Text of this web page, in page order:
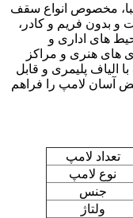
مخصوص انواع سقف
بدون فریم و کادر،
های اداری و
های هنری و مراکز
الیاف پلیمری و قابل
آسان لامپ را فراهم
تعداد لامپ
نوع لامپ
جنس
ولتاژ